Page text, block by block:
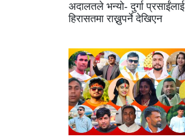
अदालतले भन्यो- दुर्गा प्रसाईंलाई
हिरासतमा राख्नुपर्ने देखिएन